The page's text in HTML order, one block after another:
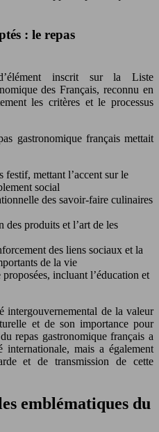
: le repas
inscrit sur la Liste
des Français, reconnu en
les critères et le processus
gastronomique français mettait
festif, mettant l’accent sur le
social
des savoir-faire culinaires
des produits et l’art de les
des liens sociaux et la
de la vie
incluant l’éducation et
intergouvernemental de la valeur
et de son importance pour
repas gastronomique français a
mais a également
et de transmission de cette
emblématiques du